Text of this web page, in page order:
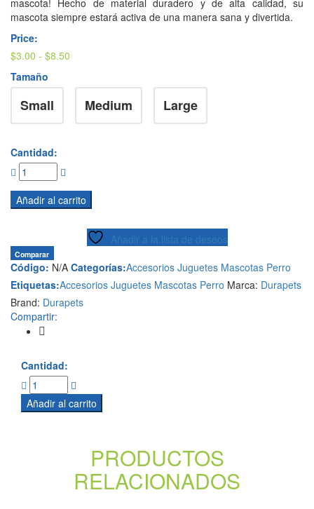
mascota! Hecho de material duradero y de alta calidad, su
mascota siempre estará activa de una manera sana y divertida.
Price:
$3.00 - $8.50
$3.00
hasta
Tamaño
Small Medium Large
Cantidad:
Añadir al carrito
Añadir a la lista de deseos
Comparar
Código: N/A Categorías:Accesorios Juguetes Mascotas Perro
Etiquetas:Accesorios Juguetes Mascotas Perro Marca: Durapets
Brand: Durapets
Compartir:
Cantidad:
Añadir al carrito
PRODUCTOS
RELACIONADOS